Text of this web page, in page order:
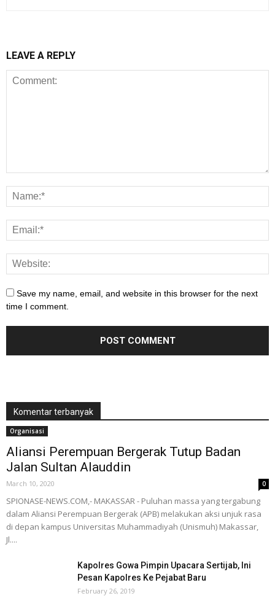
LEAVE A REPLY
Save my name, email, and website in this browser for the next
time I comment.
Komentar terbanyak
Organisasi
Aliansi Perempuan Bergerak Tutup Badan
Jalan Sultan Alauddin
March 10, 2020 0
SPIONASE-NEWS.COM,- MAKASSAR - Puluhan massa yang tergabung
dalam Aliansi Perempuan Bergerak (APB) melakukan aksi unjuk rasa
di depan kampus Universitas Muhammadiyah (Unismuh) Makassar,
Jl....
Kapolres Gowa Pimpin Upacara Sertijab, Ini
Pesan Kapolres Ke Pejabat Baru
February 26, 2019